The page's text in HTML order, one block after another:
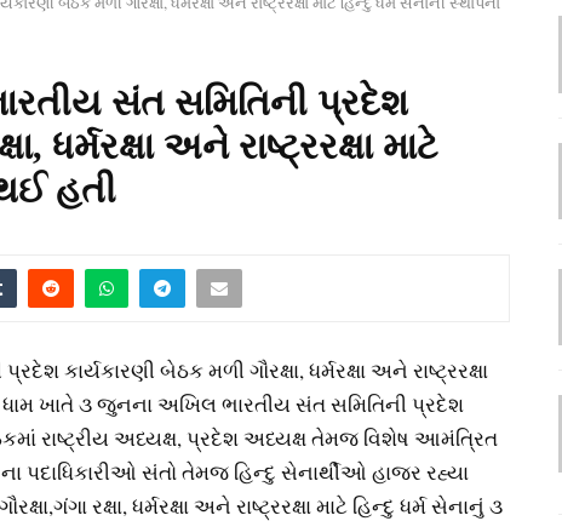
સંત સમિતિની પ્રદેશ
ધર્મરક્ષા અને રાષ્ટ્રરક્ષા માટે
હતી
કાર્યકારણી બેઠક મળી ગૌરક્ષા, ધર્મરક્ષા અને રાષ્ટ્રરક્ષા
ધામ ખાતે ૩ જુનના અખિલ ભારતીય સંત સમિતિની પ્રદેશ
રાષ્ટ્રીય અધ્યક્ષ, પ્રદેશ અધ્યક્ષ તેમજ વિશેષ આમંત્રિત
પદાધિકારીઓ સંતો તેમજ હિન્દુ સેનાર્થીઓ હાજર રહ્યા
રક્ષા, ધર્મરક્ષા અને રાષ્ટ્રરક્ષા માટે હિન્દુ ધર્મ સેનાનું ૩